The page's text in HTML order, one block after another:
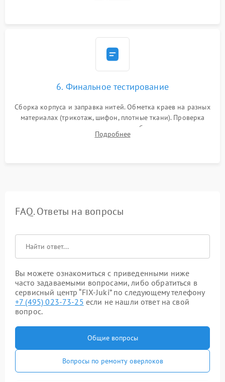
6. Финальное тестирование
Сборка корпуса и заправка нитей. Обметка краев на разных
материалах (трикотаж, шифон, плотные ткани). Проверка
ровности среза, эластичности шва, работы ролевого шва и
отсутствия стягивания или волнистости ткани.
Подробнее
FAQ. Ответы на вопросы
Вы можете ознакомиться с приведенными ниже
часто задаваемыми вопросами, либо обратиться в
сервисный центр “FIX-Juki” по следующему телефону
+7 (495) 023-73-25 если не нашли ответ на свой
вопрос.
Общие вопросы
Вопросы по ремонту оверлоков